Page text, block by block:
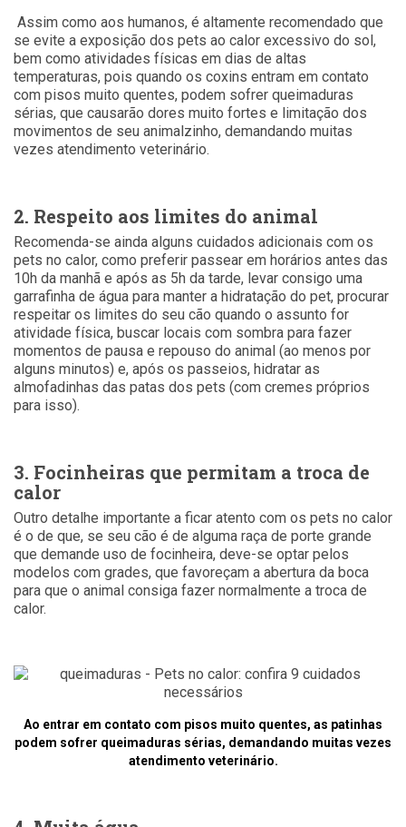
Assim como aos humanos, é altamente recomendado que
se evite a exposição dos pets ao calor excessivo do sol,
bem como atividades físicas em dias de altas
temperaturas, pois quando os coxins entram em contato
com pisos muito quentes, podem sofrer queimaduras
sérias, que causarão dores muito fortes e limitação dos
movimentos de seu animalzinho, demandando muitas
vezes atendimento veterinário.
2. Respeito aos limites do animal
Recomenda-se ainda alguns cuidados adicionais com os
pets no calor, como preferir passear em horários antes das
10h da manhã e após as 5h da tarde, levar consigo uma
garrafinha de água para manter a hidratação do pet, procurar
respeitar os limites do seu cão quando o assunto for
atividade física, buscar locais com sombra para fazer
momentos de pausa e repouso do animal (ao menos por
alguns minutos) e, após os passeios, hidratar as
almofadinhas das patas dos pets (com cremes próprios
para isso).
3. Focinheiras que permitam a troca de
calor
Outro detalhe importante a ficar atento com os pets no calor
é o de que, se seu cão é de alguma raça de porte grande
que demande uso de focinheira, deve-se optar pelos
modelos com grades, que favoreçam a abertura da boca
para que o animal consiga fazer normalmente a troca de
calor.
Ao entrar em contato com pisos muito quentes, as patinhas
podem sofrer queimaduras sérias, demandando muitas vezes
atendimento veterinário.